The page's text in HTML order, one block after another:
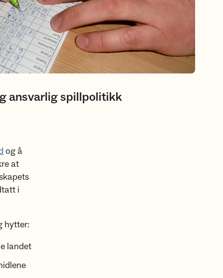
ansvarlig spillpolitikk
og å
at
i
hytter:
landet